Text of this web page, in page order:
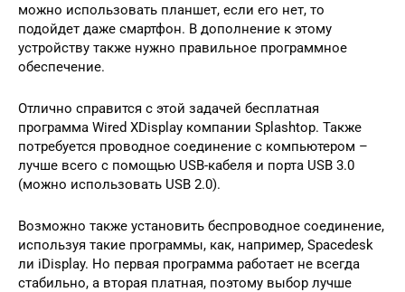
можно использовать планшет, если его нет, то
подойдет даже смартфон. В дополнение к этому
устройству также нужно правильное программное
обеспечение.
Отлично справится с этой задачей бесплатная
программа Wired XDisplay компании Splashtop. Также
потребуется проводное соединение с компьютером –
лучше всего с помощью USB-кабеля и порта USB 3.0
(можно использовать USB 2.0).
Возможно также установить беспроводное соединение,
используя такие программы, как, например, Spacedesk
ли iDisplay. Но первая программа работает не всегда
стабильно, а вторая платная, поэтому выбор лучше